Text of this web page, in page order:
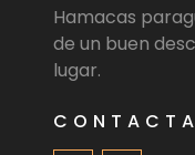
Hamacas
de un buen
lugar.